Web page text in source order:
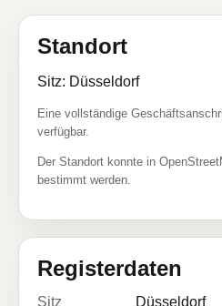
Standort
Sitz: Düsseldorf
Eine vollständige
verfügbar.
Der Standort konnte in
bestimmt werden.
Registerdaten
Sitz
Düsseldorf